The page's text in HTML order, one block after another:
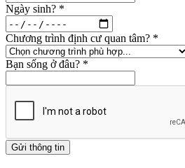
Ngày sinh? *
Chương trình định cư quan tâm? *
Bạn sống ở đâu? *
Gửi thông tin